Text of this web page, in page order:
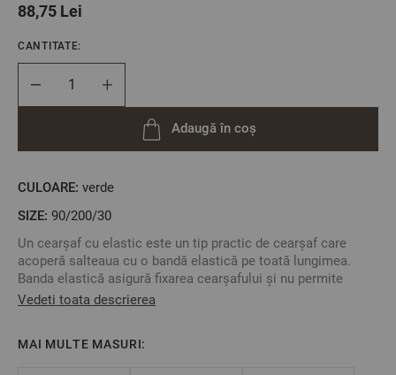
88,75 Lei
CULOARE: verde
SIZE: 90/200/30
Un cearșaf cu elastic este un tip practic de cearșaf care
acoperă salteaua cu o bandă elastică pe toată lungimea.
Banda elastică asigură fixarea cearșafului și nu permite
alunecarea acestuia de pe saltea.
Pentru a determina dimensiunea unui cearșaf de pat cu
Vedeti toata descrierea
MAI MULTE MASURI:
CANTITATE:
Adaugă în coș